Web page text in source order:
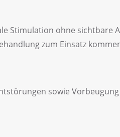
Stimulation ohne sichtbare
zum Einsatz
sowie